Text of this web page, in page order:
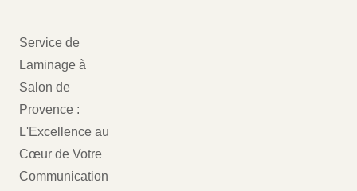
Service de
Laminage à
Salon de
Provence :
L'Excellence au
Cœur de Votre
Communication